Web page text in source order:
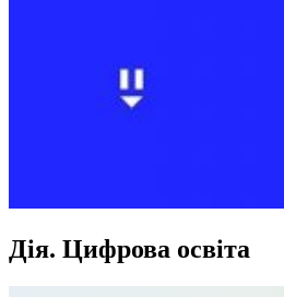
Дія. Цифрова освіта